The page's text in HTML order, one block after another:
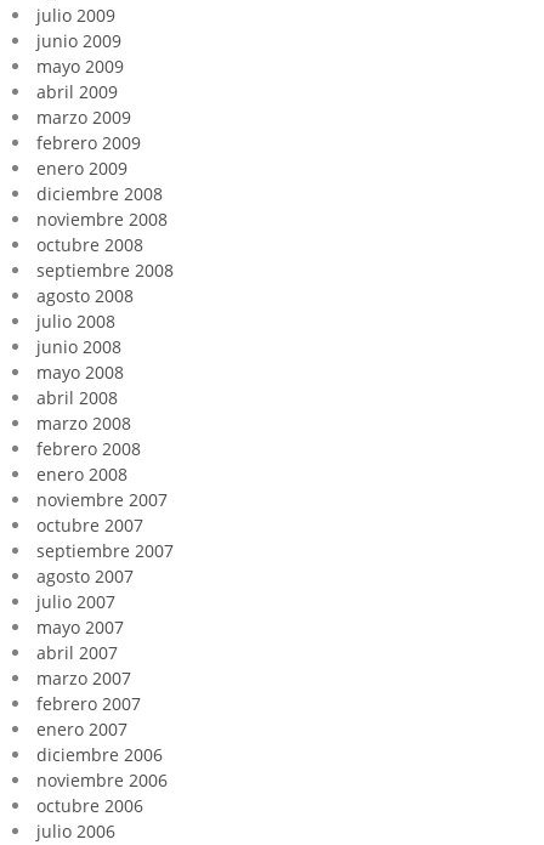
julio 2009
junio 2009
mayo 2009
abril 2009
marzo 2009
febrero 2009
enero 2009
diciembre 2008
noviembre 2008
octubre 2008
septiembre 2008
agosto 2008
julio 2008
junio 2008
mayo 2008
abril 2008
marzo 2008
febrero 2008
enero 2008
noviembre 2007
octubre 2007
septiembre 2007
agosto 2007
julio 2007
mayo 2007
abril 2007
marzo 2007
febrero 2007
enero 2007
diciembre 2006
noviembre 2006
octubre 2006
julio 2006